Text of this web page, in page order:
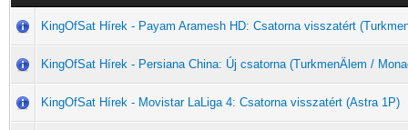
KingOfSat Hírek - Payam Aramesh HD: Csatorna visszatért
KingOfSat Hírek - Persiana China: Új csatorna (TurkmenÄlem /
KingOfSat Hírek - Movistar LaLiga 4: Csatorna visszatért (Astra 1P)